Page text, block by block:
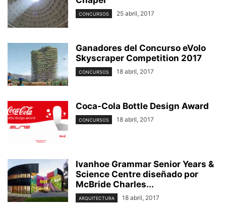
CONCURSOS 25 abril, 2017
Ganadores del Concurso eVolo
Skyscraper Competition 2017
CONCURSOS 18 abril, 2017
Coca-Cola Bottle Design Award
CONCURSOS 18 abril, 2017
Ivanhoe Grammar Senior Years &
Science Centre diseñado por
McBride Charles...
ARQUITECTURA 18 abril, 2017